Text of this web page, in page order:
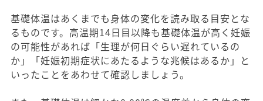
基礎体温はあくまでも身体の変化を読み取る目安とな
るものです。高温期14日目以降も基礎体温が高く妊娠
の可能性があれば「生理が何日ぐらい遅れているの
か」「妊娠初期症状にあたるような兆候はあるか」と
いったことをあわせて確認しましょう。